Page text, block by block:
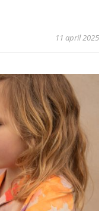
11 april 2025